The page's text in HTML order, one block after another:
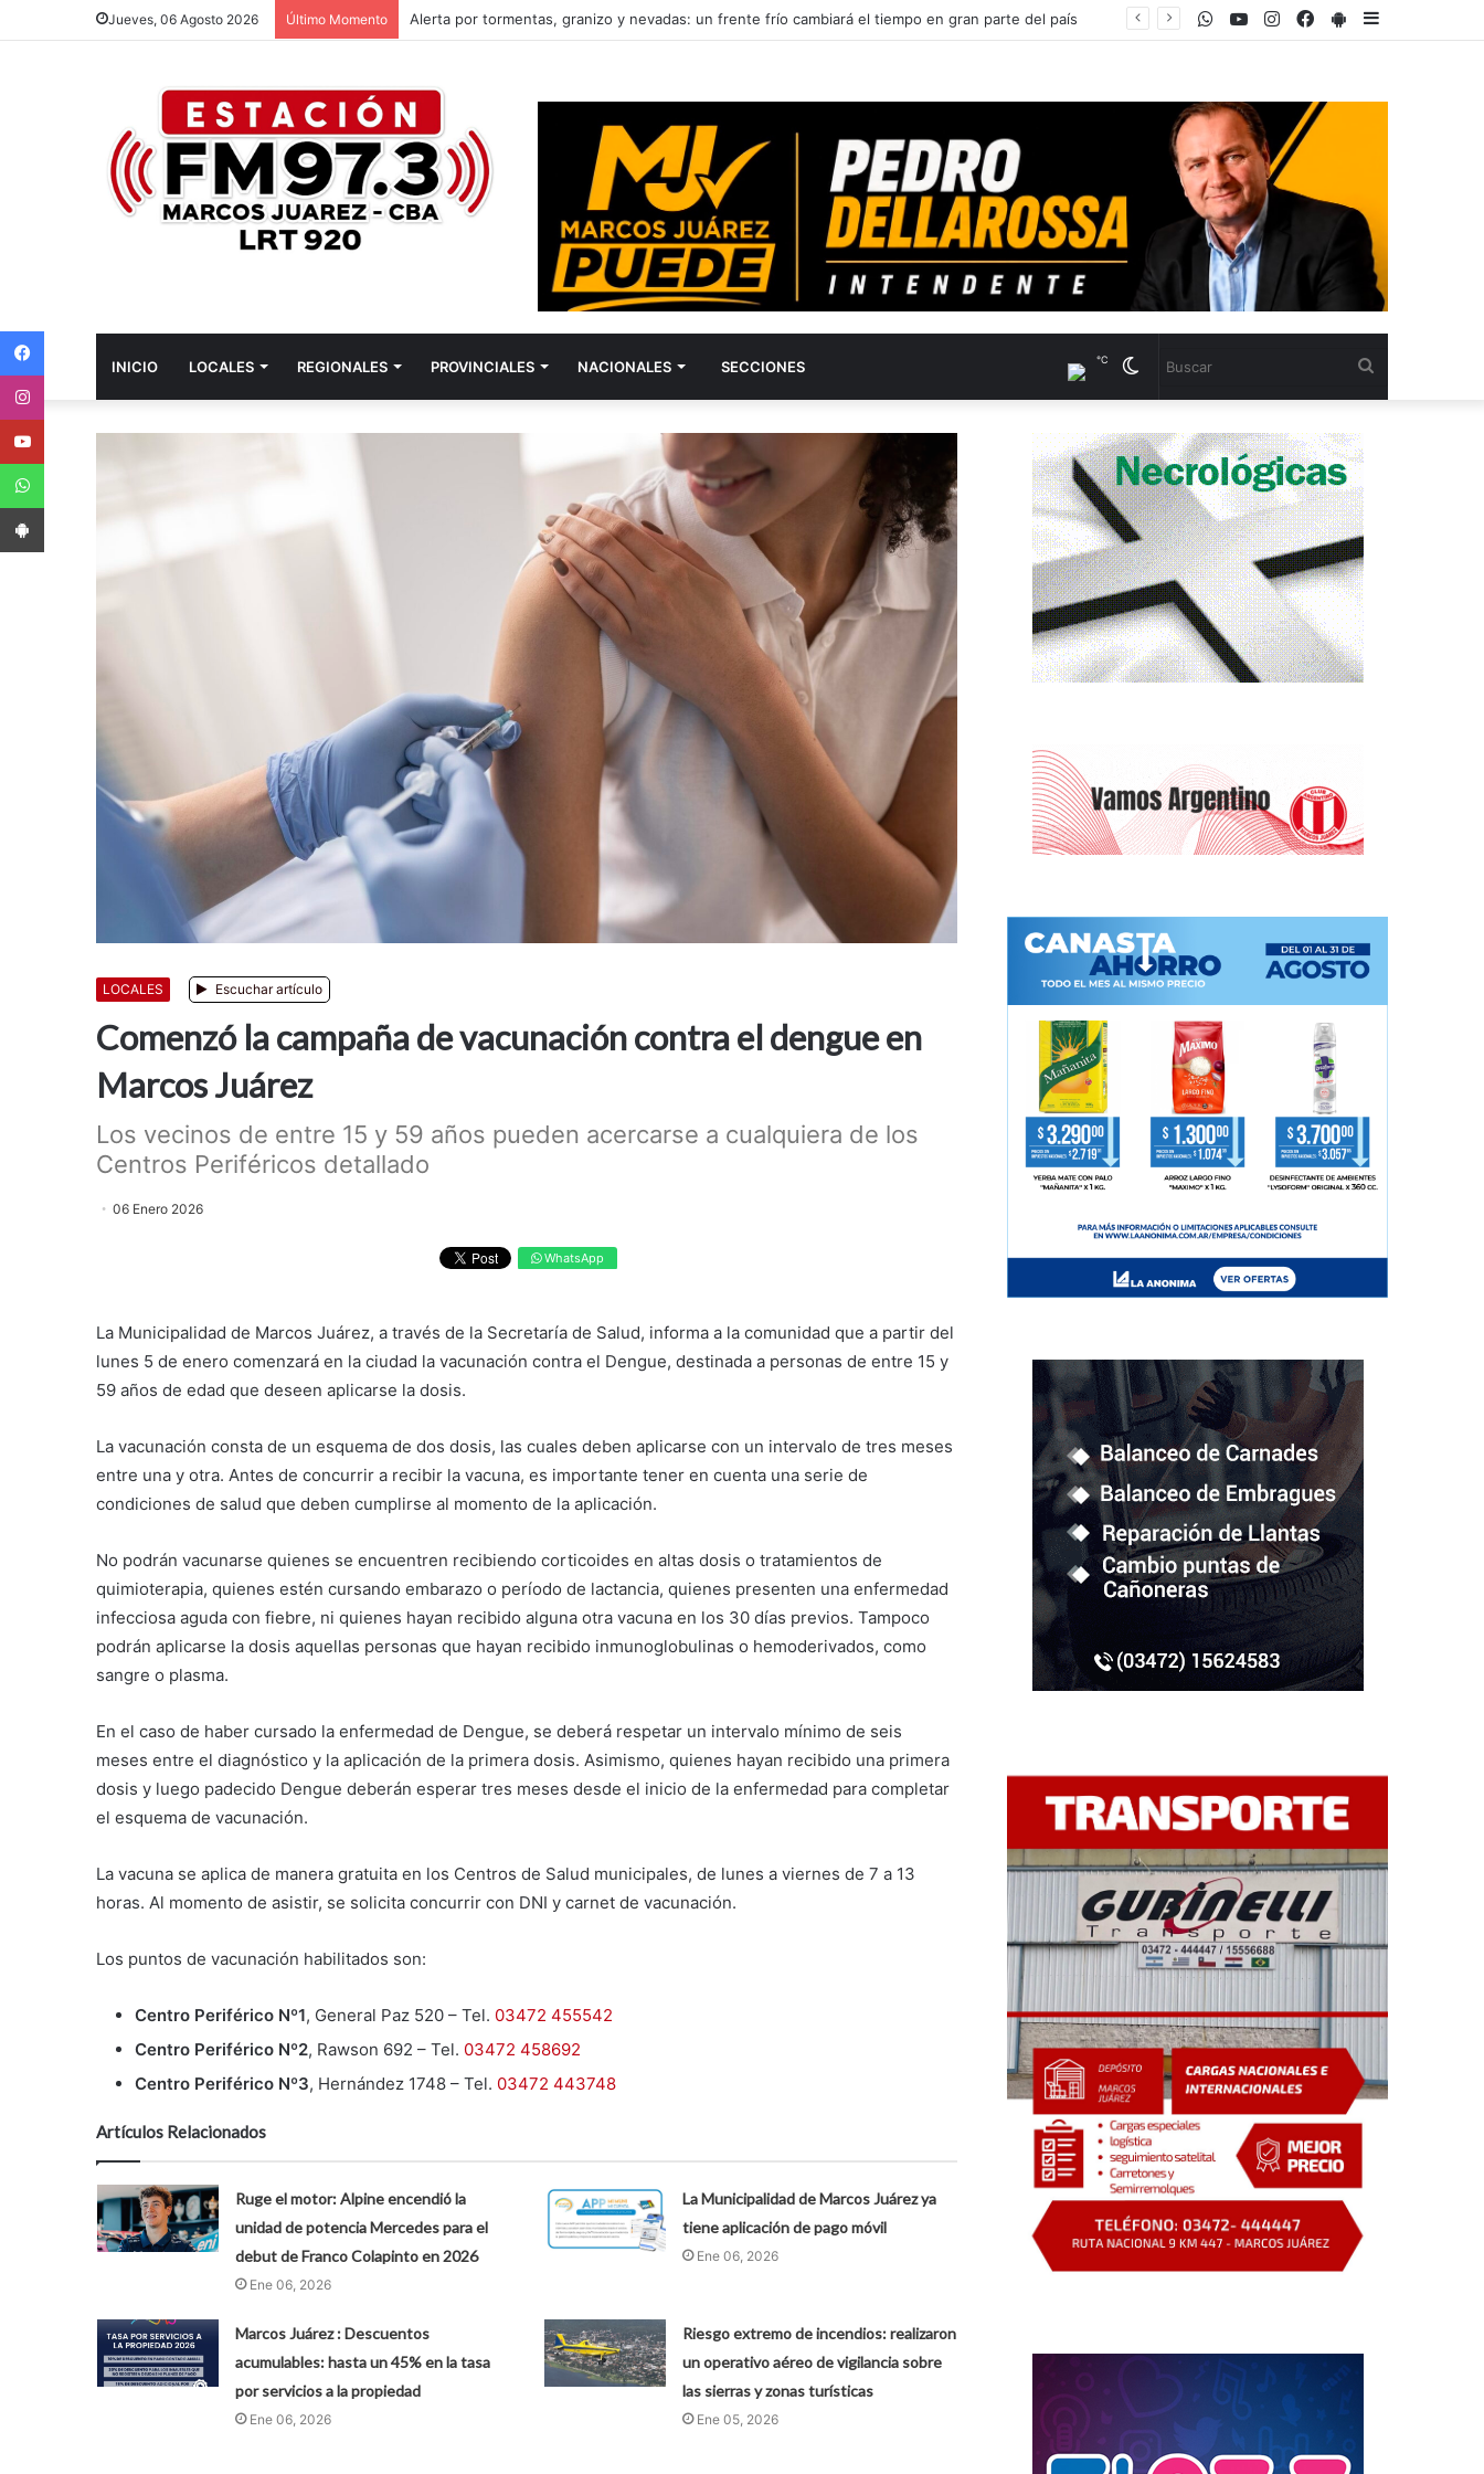
Jueves, 06 Agosto 2026 Último Momento Córdoba será sede de la final de fútbol del Trofeo de Campeones 2026 PlayStore
Facebook
Instagram
Youtube
WhatsApp
INICIO LOCALES REGIONALES PROVINCIALES NACIONALES SECCIONES Cambiar
modo
℃
LOCALES Escuchar artículo
Comenzó la campaña de vacunación contra el dengue en
Marcos Juárez
Los vecinos de entre 15 y 59 años pueden acercarse a cualquiera de los
Centros Periféricos detallado
06 Enero 2026
WhatsApp
La Municipalidad de Marcos Juárez, a través de la Secretaría de Salud, informa a la comunidad que a partir del
lunes 5 de enero comenzará en la ciudad la vacunación contra el Dengue, destinada a personas de entre 15 y
59 años de edad que deseen aplicarse la dosis.
La vacunación consta de un esquema de dos dosis, las cuales deben aplicarse con un intervalo de tres meses
entre una y otra. Antes de concurrir a recibir la vacuna, es importante tener en cuenta una serie de
condiciones de salud que deben cumplirse al momento de la aplicación.
No podrán vacunarse quienes se encuentren recibiendo corticoides en altas dosis o tratamientos de
quimioterapia, quienes estén cursando embarazo o período de lactancia, quienes presenten una enfermedad
infecciosa aguda con fiebre, ni quienes hayan recibido alguna otra vacuna en los 30 días previos. Tampoco
podrán aplicarse la dosis aquellas personas que hayan recibido inmunoglobulinas o hemoderivados, como
sangre o plasma.
En el caso de haber cursado la enfermedad de Dengue, se deberá respetar un intervalo mínimo de seis
meses entre el diagnóstico y la aplicación de la primera dosis. Asimismo, quienes hayan recibido una primera
dosis y luego padecido Dengue deberán esperar tres meses desde el inicio de la enfermedad para completar
el esquema de vacunación.
La vacuna se aplica de manera gratuita en los Centros de Salud municipales, de lunes a viernes de 7 a 13
horas. Al momento de asistir, se solicita concurrir con DNI y carnet de vacunación.
Los puntos de vacunación habilitados son:
Centro Periférico Nº1, General Paz 520 – Tel. 03472 455542
Centro Periférico Nº2, Rawson 692 – Tel. 03472 458692
Centro Periférico Nº3, Hernández 1748 – Tel. 03472 443748
Artículos Relacionados
Ruge el motor: Alpine encendió la
unidad de potencia Mercedes para el
debut de Franco Colapinto en 2026
Ene 06, 2026
La Municipalidad de Marcos Juárez ya
tiene aplicación de pago móvil
Ene 06, 2026
Marcos Juárez : Descuentos
acumulables: hasta un 45% en la tasa
por servicios a la propiedad
Ene 06, 2026
Riesgo extremo de incendios: realizaron
un operativo aéreo de vigilancia sobre
las sierras y zonas turísticas
Ene 05, 2026
Facebook